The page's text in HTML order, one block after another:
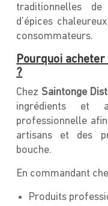
traditionnelles
d’épices
consommateurs.
Pourquoi
?
Chez Saintonge
ingrédients et
professionnelle
artisans et des
bouche.
En commandant
Produits